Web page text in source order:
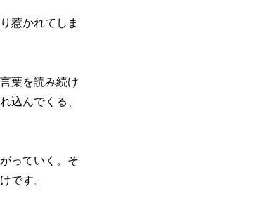
惹かれてしま
葉を読み続け
込んでくる、
っていく。そ
です。